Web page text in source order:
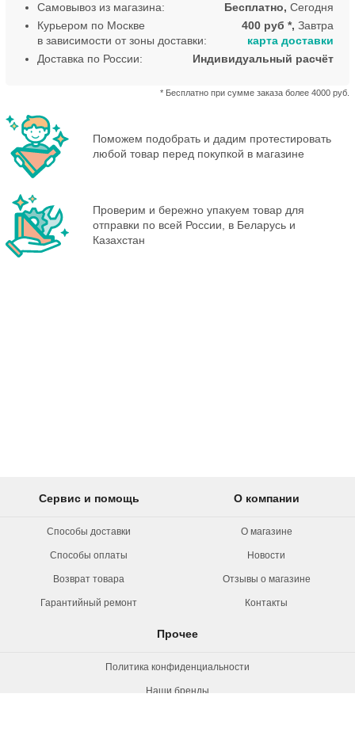
Самовывоз из магазина: Бесплатно, Сегодня
Курьером по Москве
в зависимости от зоны доставки:
400 руб *, Завтра
* Бесплатно при сумме заказа более 4000 руб.
карта доставки
Доставка по России:
Индивидуальный расчёт
Поможем подобрать и дадим протестировать
любой товар перед покупкой в магазине
Проверим и бережно упакуем товар для
отправки по всей России, в Беларусь и
Казахстан
Сервис и помощь
Способы доставки
Способы оплаты
Возврат товара
Гарантийный ремонт
О компании
О магазине
Новости
Отзывы о магазине
Контакты
Прочее
Политика конфиденциальности
Наши бренды